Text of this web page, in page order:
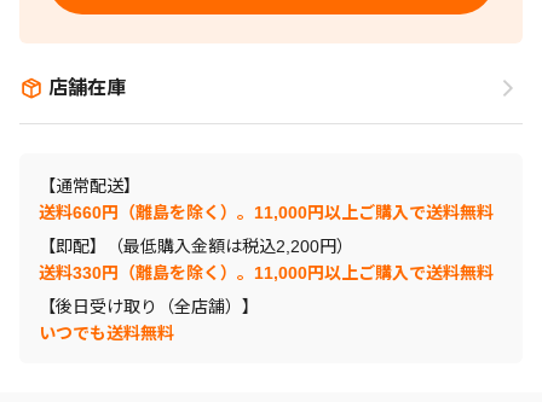
店舗在庫
【通常配送】
送料660円（離島を除く）。11,000円以上ご購入で送料無料
【即配】（最低購入金額は税込2,200円）
送料330円（離島を除く）。11,000円以上ご購入で送料無料
【後日受け取り（全店舗）】
いつでも送料無料